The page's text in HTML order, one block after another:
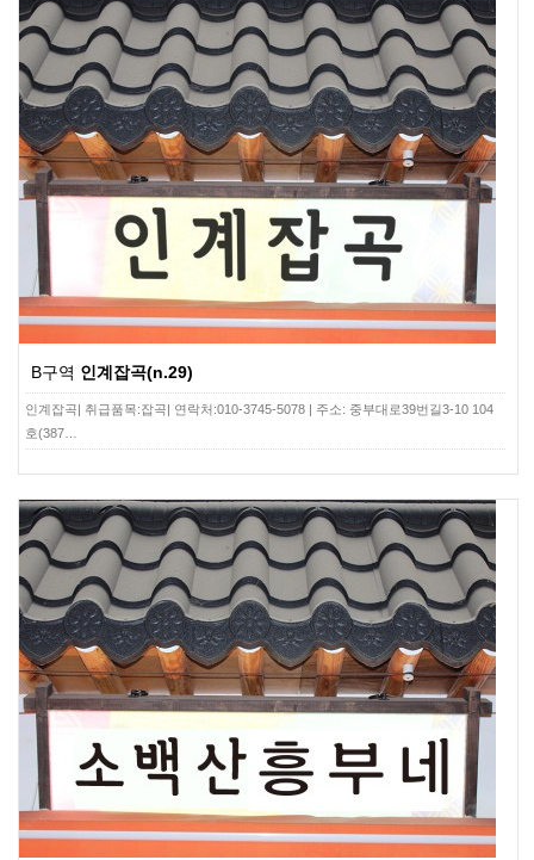
B구역 인계잡곡(n.29)
인계잡곡| 취급품목:잡곡| 연락처:010-3745-5078 | 주소: 중부대로39번길3-10 104
호(387…